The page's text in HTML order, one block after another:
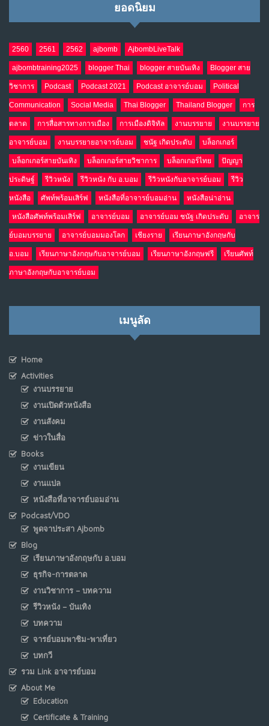
9
NO COMMENTS
10 อินโดนีเซีย กับเกมอำนาจที่มองไม่เห็น
เม.ย. 19, 2026
NO COMMENTS
ยอดนิยม
2560 2561 2562 ajbomb AjbombLiveTalk
ajbombtraining2025 blogger Thai blogger สายบันเทิง Blogger สาย
วิชาการ Podcast Podcast 2021 Podcast อาจารย์บอม Political
Communication Social Media Thai Blogger Thailand Blogger การ
ตลาด การสื่อสารทางการเมือง การเมืองดิจิทัล งานบรรยาย งานบรรยาย
อาจารย์บอม งานบรรยายอาจารย์บอม ชนัฐ เกิดประดับ บล็อกเกอร์
บล็อกเกอร์สายบันเทิง บล็อกเกอร์สายวิชาการ บล็อกเกอร์ไทย ปัญญา
ประดิษฐ์ รีวิวหนัง รีวิวหนัง กับ อ.บอม รีวิวหนังกับอาจารย์บอม รีวิว
หนังสือ ศัพท์พร้อมเสิร์ฟ หนังสือที่อาจารย์บอมอ่าน หนังสือน่าอ่าน
หนังสือศัพท์พร้อมเสิร์ฟ อาจารย์บอม อาจารย์บอม ชนัฐ เกิดประดับ อาจาร
ย์บอมบรรยาย อาจารย์บอมมองโลก เชียงราย เรียนภาษาอังกฤษกับ
อ.บอม เรียนภาษาอังกฤษกับอาจารย์บอม เรียนภาษาอังกฤษฟรี เรียนศัพท์
ภาษาอังกฤษกับอาจารย์บอม
เมนูลัด
Home
Activities
งานบรรยาย
งานเปิดตัวหนังสือ
งานสังคม
ข่าวในสื่อ
Books
งานเขียน
งานแปล
หนังสือที่อาจารย์บอมอ่าน
Podcast/VDO
พูดจาประสา Ajbomb
Blog
เรียนภาษาอังกฤษกับ อ.บอม
ธุรกิจ-การตลาด
งานวิชาการ – บทความ
รีวิวหนัง – บันเทิง
บทความ
จารย์บอมพาชิม-พาเที่ยว
บทกวี
รวม Link อาจารย์บอม
About Me
Education
Certificate & Training